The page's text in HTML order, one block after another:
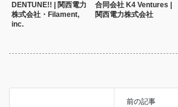
DENTUNE!! | 関西電力
株式会社・Filament,
inc.
合同会社 K4 Ventures |
関西電力株式会社
前の記事